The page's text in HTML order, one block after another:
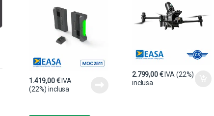
1.419,00€ IVA
(22%) inclusa
2.799,00€ IVA (22%)
inclusa